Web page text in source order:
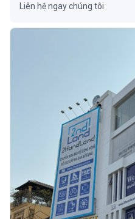
Liên hệ ngay chúng tôi